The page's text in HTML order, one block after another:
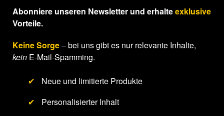
Abonniere unseren Newsletter und erhalteexklusive
Vorteile.
Keine Sorge– bei uns gibt es nur relevante Inhalte,
kein E-Mail-Spamming.
✔
Neue und limitierte Produkte
✔
Personalisierter Inhalt